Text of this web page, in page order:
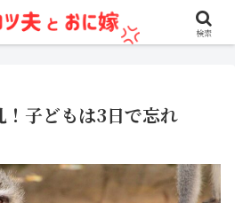
しています。
！子どもは3日で忘れ
検索